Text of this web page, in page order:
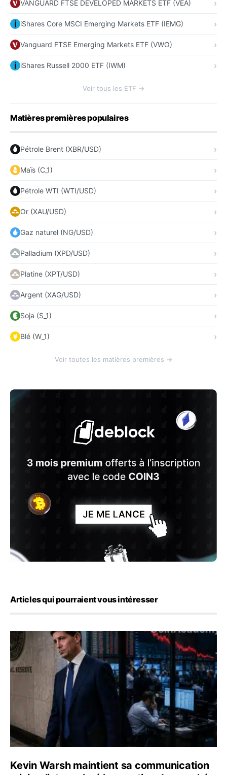
VANGUARD FTSE DEVELOPED MARKETS ETF (VEA)
iShares Core MSCI Emerging Markets ETF (IEMG)
Vanguard FTSE Emerging Markets ETF (VWO)
iShares Russell 2000 ETF (IWM)
Voir tous les ETF →
Matières premières populaires
Pétrole Brent (XBR/USD)
Maïs (C_1)
Pétrole WTI (WTI/USD)
Or (XAU/USD)
Gaz naturel (NG/USD)
Palladium (XPD/USD)
Platine (XPT/USD)
Argent (XAG/USD)
Soja (S_1)
Blé (W_1)
Voir toutes les matières premières →
Articles qui pourraient vous intéresser
Kevin Warsh maintient sa communication minimaliste
Kevin Warsh maintient sa communication